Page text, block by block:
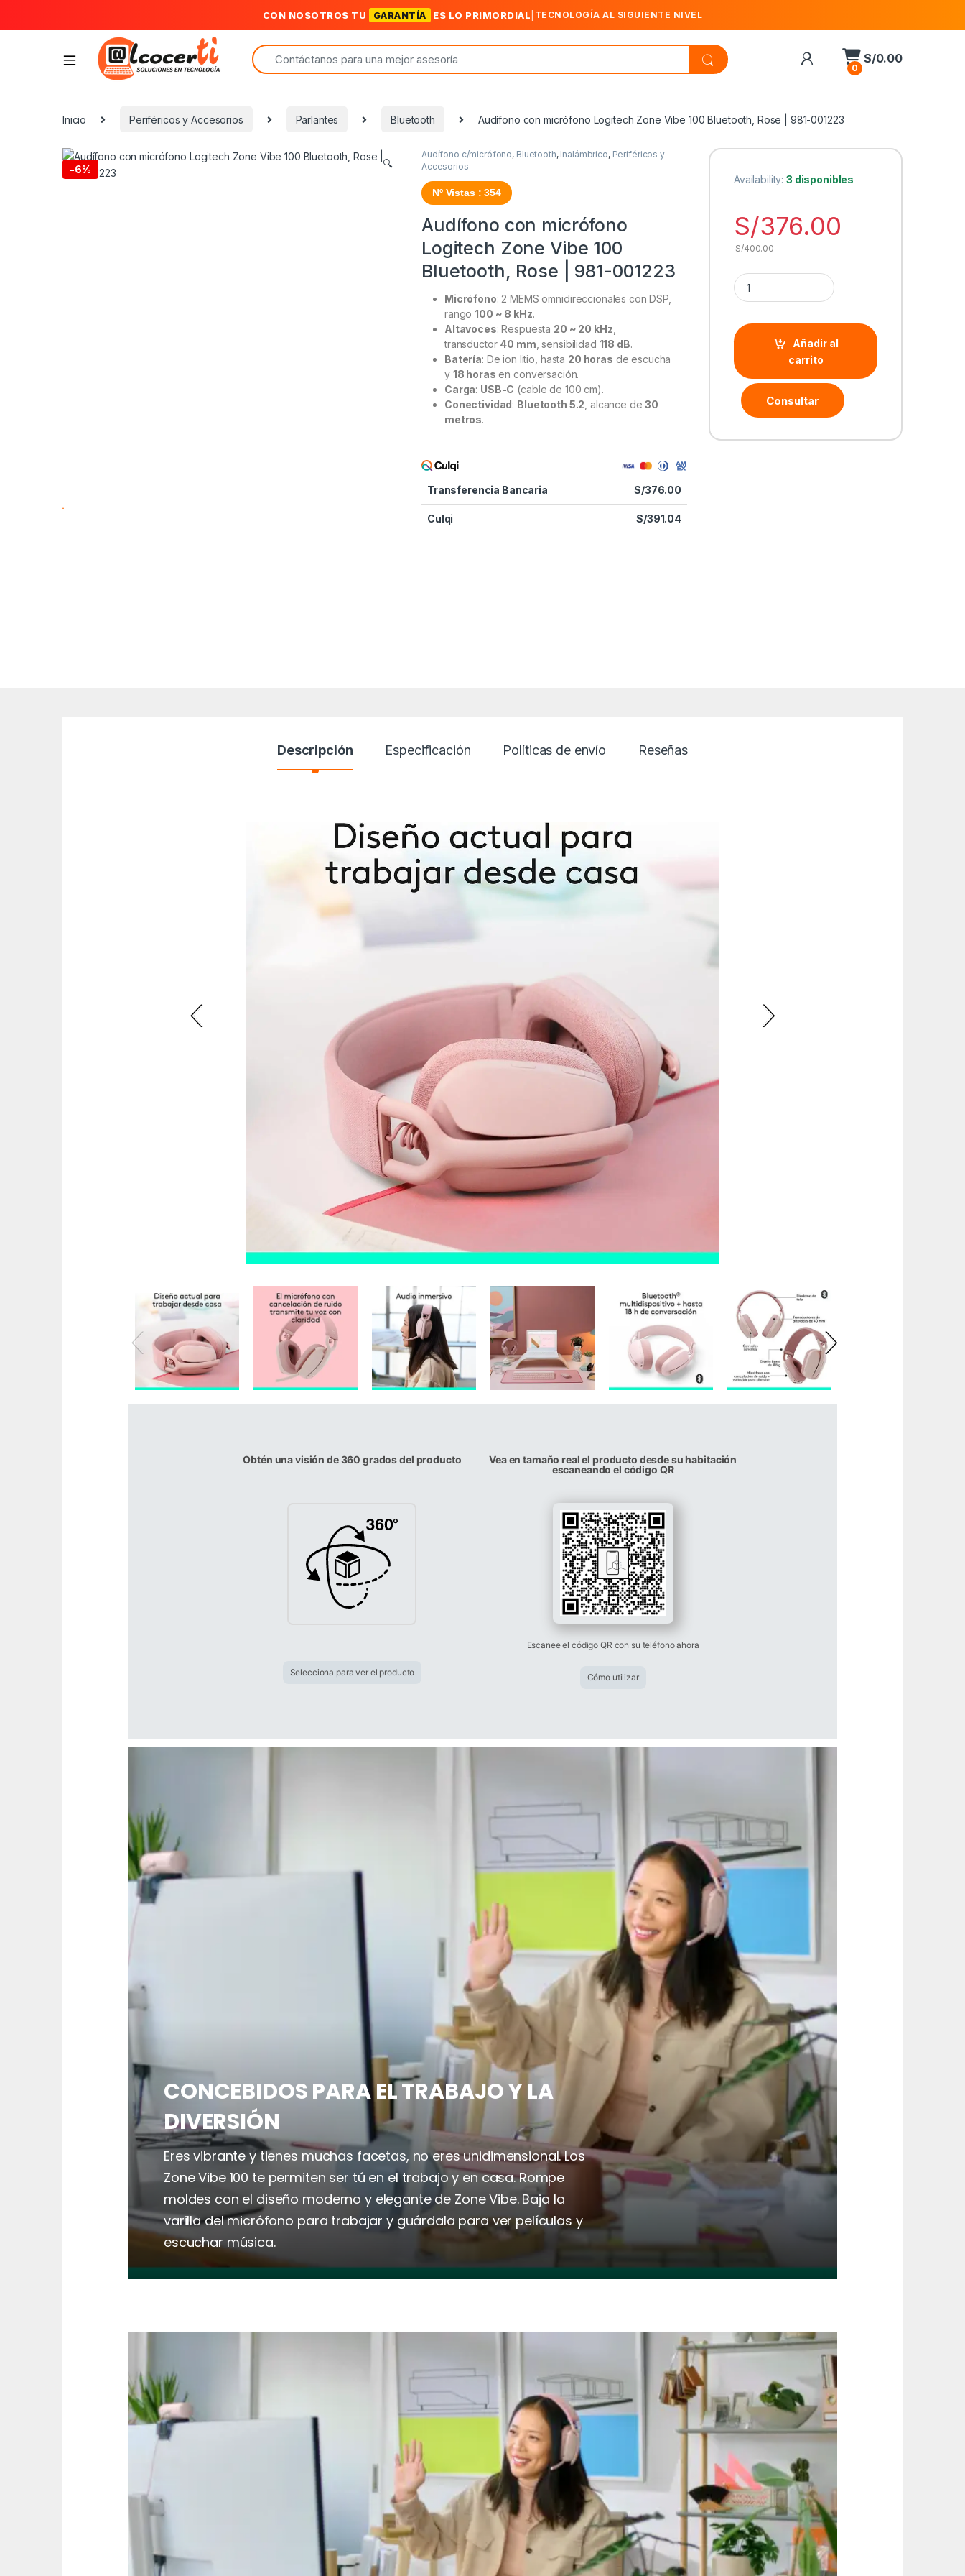
CON NOSOTROS TU GARANTÍA ES LO PRIMORDIAL TECNOLOGÍA AL SIGUIENTE NIVEL
Search for:
0
S/0.00
Inicio Periféricos y Accesorios Parlantes Bluetooth Audífono con micrófono Logitech Zone Vibe 100 Bluetooth, Rose | 981-001223
-6% 🔍
Audífono c/micrófono, Bluetooth, Inalámbrico, Periféricos y
Accesorios
Nº Vistas : 354
Audífono con micrófono
Logitech Zone Vibe 100
Bluetooth, Rose | 981-001223
Micrófono: 2 MEMS omnidireccionales con DSP,
rango100 ~ 8 kHz.
Altavoces: Respuesta 20 ~ 20 kHz
transductor 40 mm , sensibilidad 118 dB.
Batería: De ion litio, hasta 20 horas de escucha
y 18 horas en conversación.
Carga: USB-C (cable de 100 cm).
Conectividad: Bluetooth 5.2 , alcance de30
metros.
Transferencia Bancaria S/376.00
Culqi S/391.04
Availability:3 disponibles
S/376.00
S/400.00
Cantidad Audífono con micrófono Logitech Zone
Añadir al
carrito
Consultar
Descripción Especificación Políticas de envío Reseñas
Obtén una visión de 360 grados del producto
Selecciona para ver el producto
Vea en tamaño real el producto desde su habitación
escaneando el código QR
Escanee el código QR con su teléfono ahora
Cómo utilizar
CONCEBIDOS PARA EL TRABAJO Y LA
DIVERSIÓN
Eres vibrante y tienes muchas facetas, no eres unidimensional. Los
Zone Vibe 100 te permiten ser tú en el trabajo y en casa. Rompe
moldes con el diseño moderno y elegante de Zone Vibe. Baja la
varilla del micrófono para trabajar y guárdala para ver películas y
escuchar música.